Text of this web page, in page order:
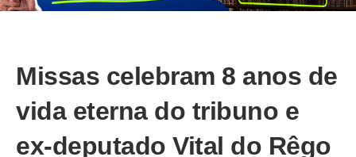
Missas celebram 8 anos de
vida eterna do tribuno e
ex-deputado Vital do Rêgo